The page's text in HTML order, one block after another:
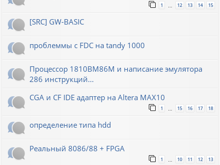
1 … 12 13 14 15
[SRC] GW-BASIC
проблеммы с FDC на tandy 1000
Процессор 1810ВМ86М и написание эмулятора
286 инструкций...
CGA и CF IDE адаптер на Altera MAX10
1 … 15 16 17 18
определение типа hdd
Реальный 8086/88 + FPGA
1 … 10 11 12 13